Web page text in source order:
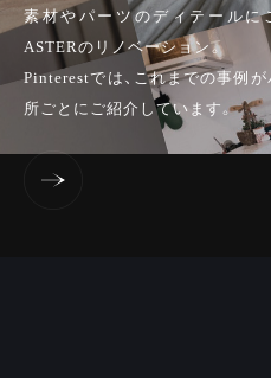
素材やパーツのディテールに
ASTERのリノベーション。
Pinterestでは、これまでの事例
所ごとにご紹介しています。